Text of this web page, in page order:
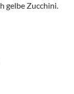
gelbe Zucchini.